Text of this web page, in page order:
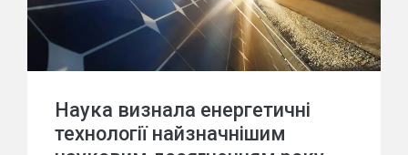
Наука визнала енергетичні
технології найзначнішим